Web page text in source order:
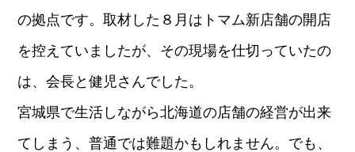
の拠点です。取材した８月はトマム新店舗の開店
を控えていましたが、その現場を仕切っていたの
は、会長と健児さんでした。
宮城県で生活しながら北海道の店舗の経営が出来
てしまう、普通では難題かもしれません。でも、